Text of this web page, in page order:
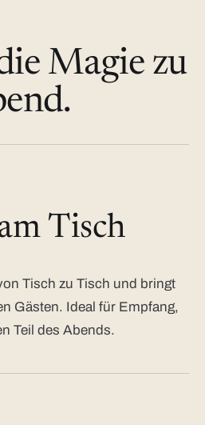
Magie zu
Tisch
Tisch zu Tisch und bringt
Gästen. Ideal für Empfang,
Teil des Abends.